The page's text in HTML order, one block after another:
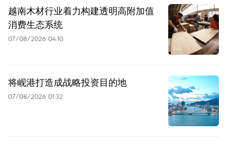
越南木材行业着力构建透明高附加值
消费生态系统
07/08/2026 04:10
将岘港打造成战略投资目的地
07/08/2026 01:32